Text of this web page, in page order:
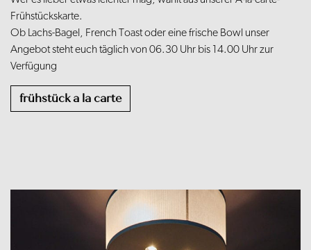
Frühstückskarte.
Ob Lachs-Bagel, French Toast oder eine frische Bowl unser
Angebot steht euch täglich von 06.30 Uhr bis 14.00 Uhr zur
Verfügung
frühstück a la carte